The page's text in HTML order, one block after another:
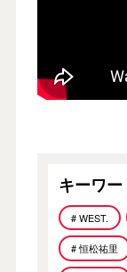
キーワー
# WEST.
# 恒松祐里